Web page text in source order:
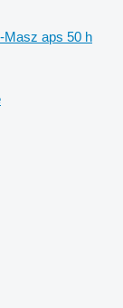
Masz aps 50 h